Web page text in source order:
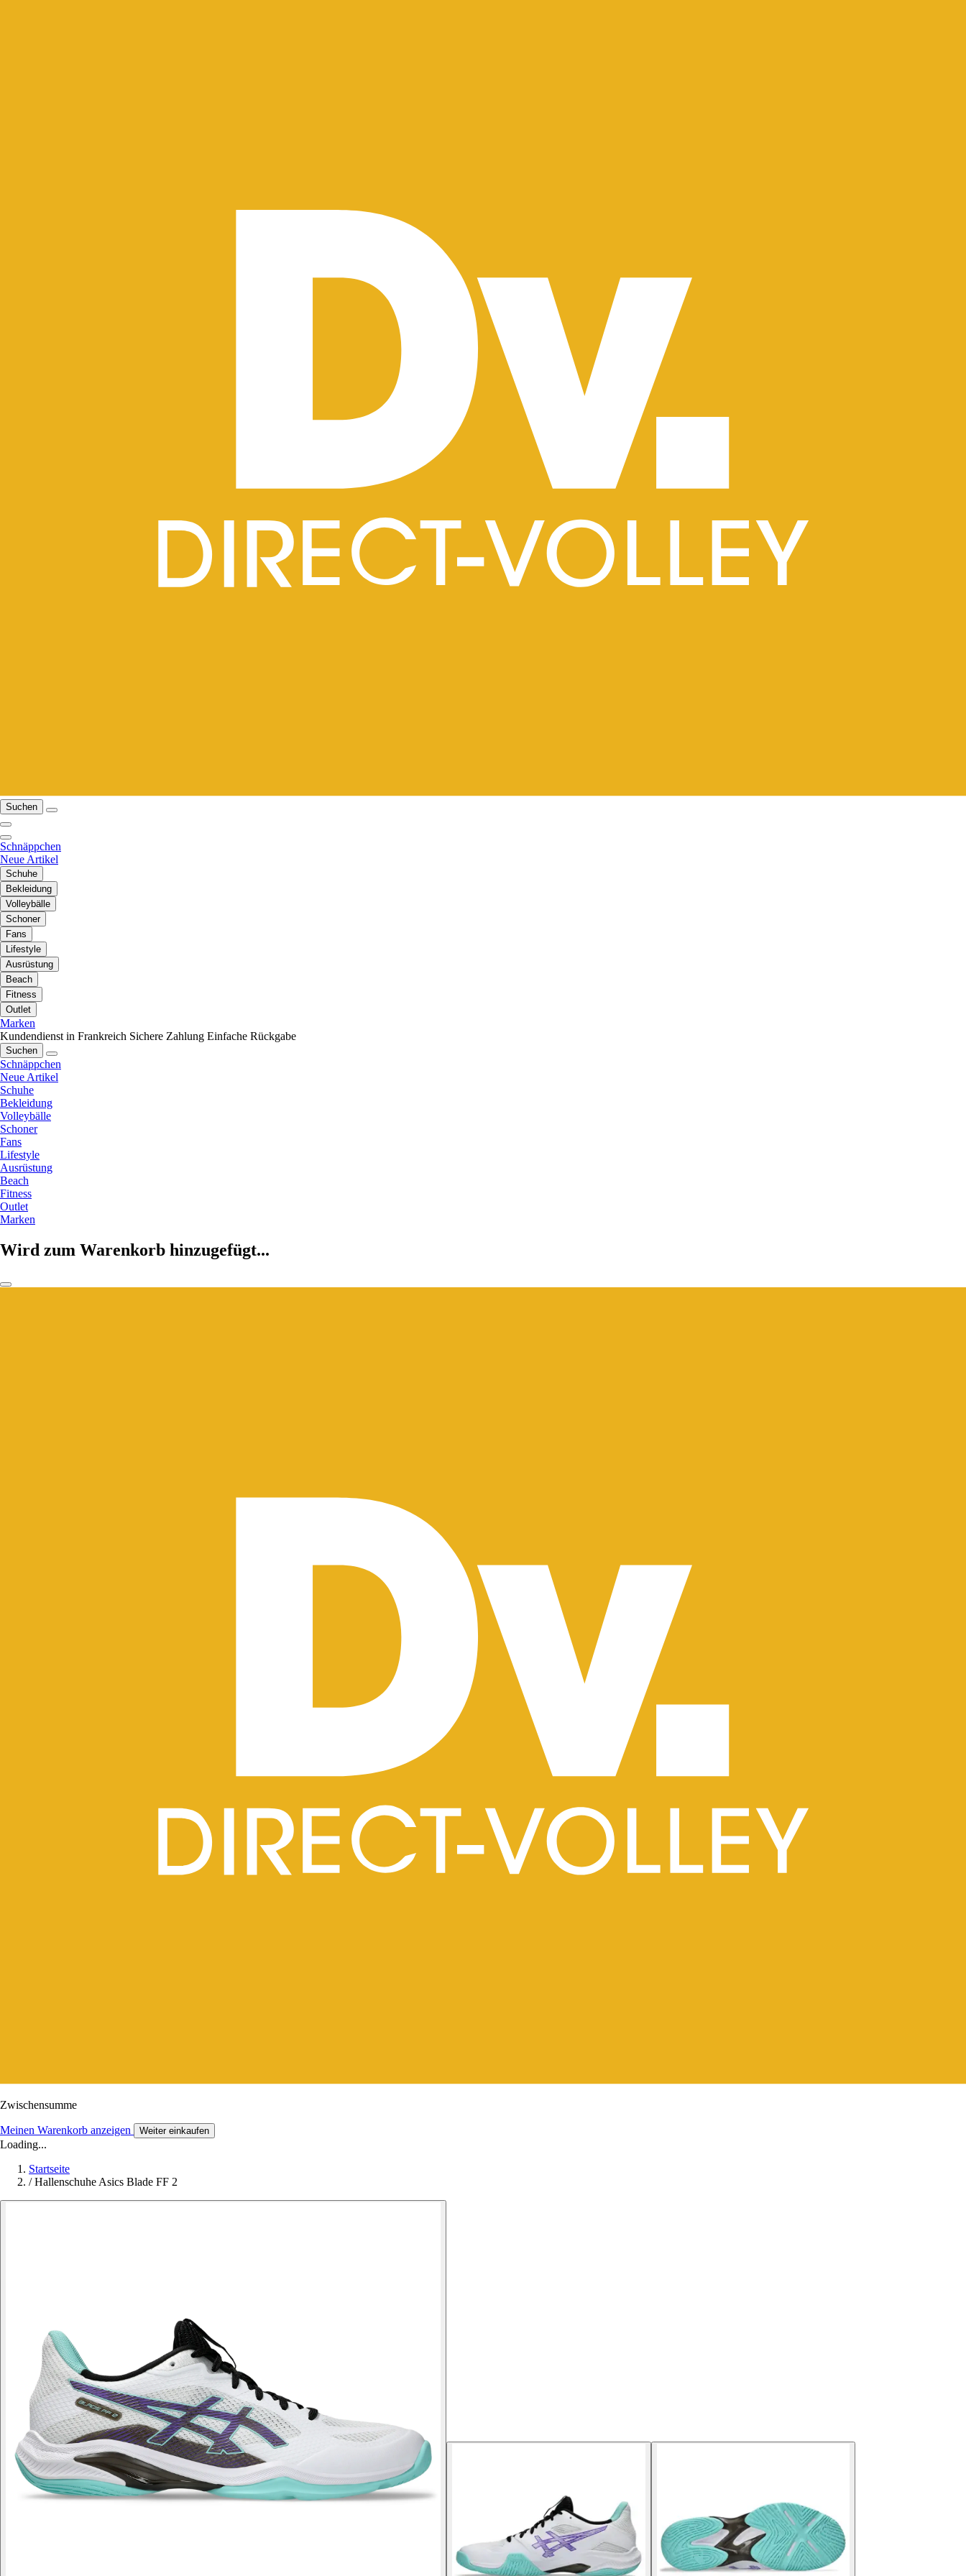
Suchen
Schnäppchen
Neue Artikel
Schuhe
Bekleidung
Volleybälle
Schoner
Fans
Lifestyle
Ausrüstung
Beach
Fitness
Outlet
Marken
Kundendienst in Frankreich Sichere Zahlung Einfache Rückgabe
Suchen
Schnäppchen
Neue Artikel
Schuhe
Bekleidung
Volleybälle
Schoner
Fans
Lifestyle
Ausrüstung
Beach
Fitness
Outlet
Marken
Wird zum Warenkorb hinzugefügt...
Zwischensumme
Meinen Warenkorb anzeigen Weiter einkaufen
Loading...
Startseite
/ Hallenschuhe Asics Blade FF 2